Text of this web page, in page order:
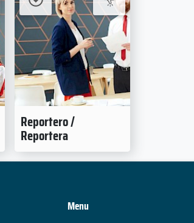
Reportero /
Reportera
Menu